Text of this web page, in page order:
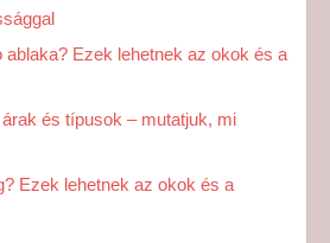
ablaka? Ezek lehetnek az okok és a
és típusok – mutatjuk, mi
Ezek lehetnek az okok és a